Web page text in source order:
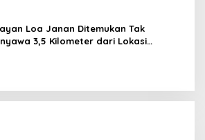
Loa Janan Ditemukan Tak
3,5 Kilometer dari Lokasi